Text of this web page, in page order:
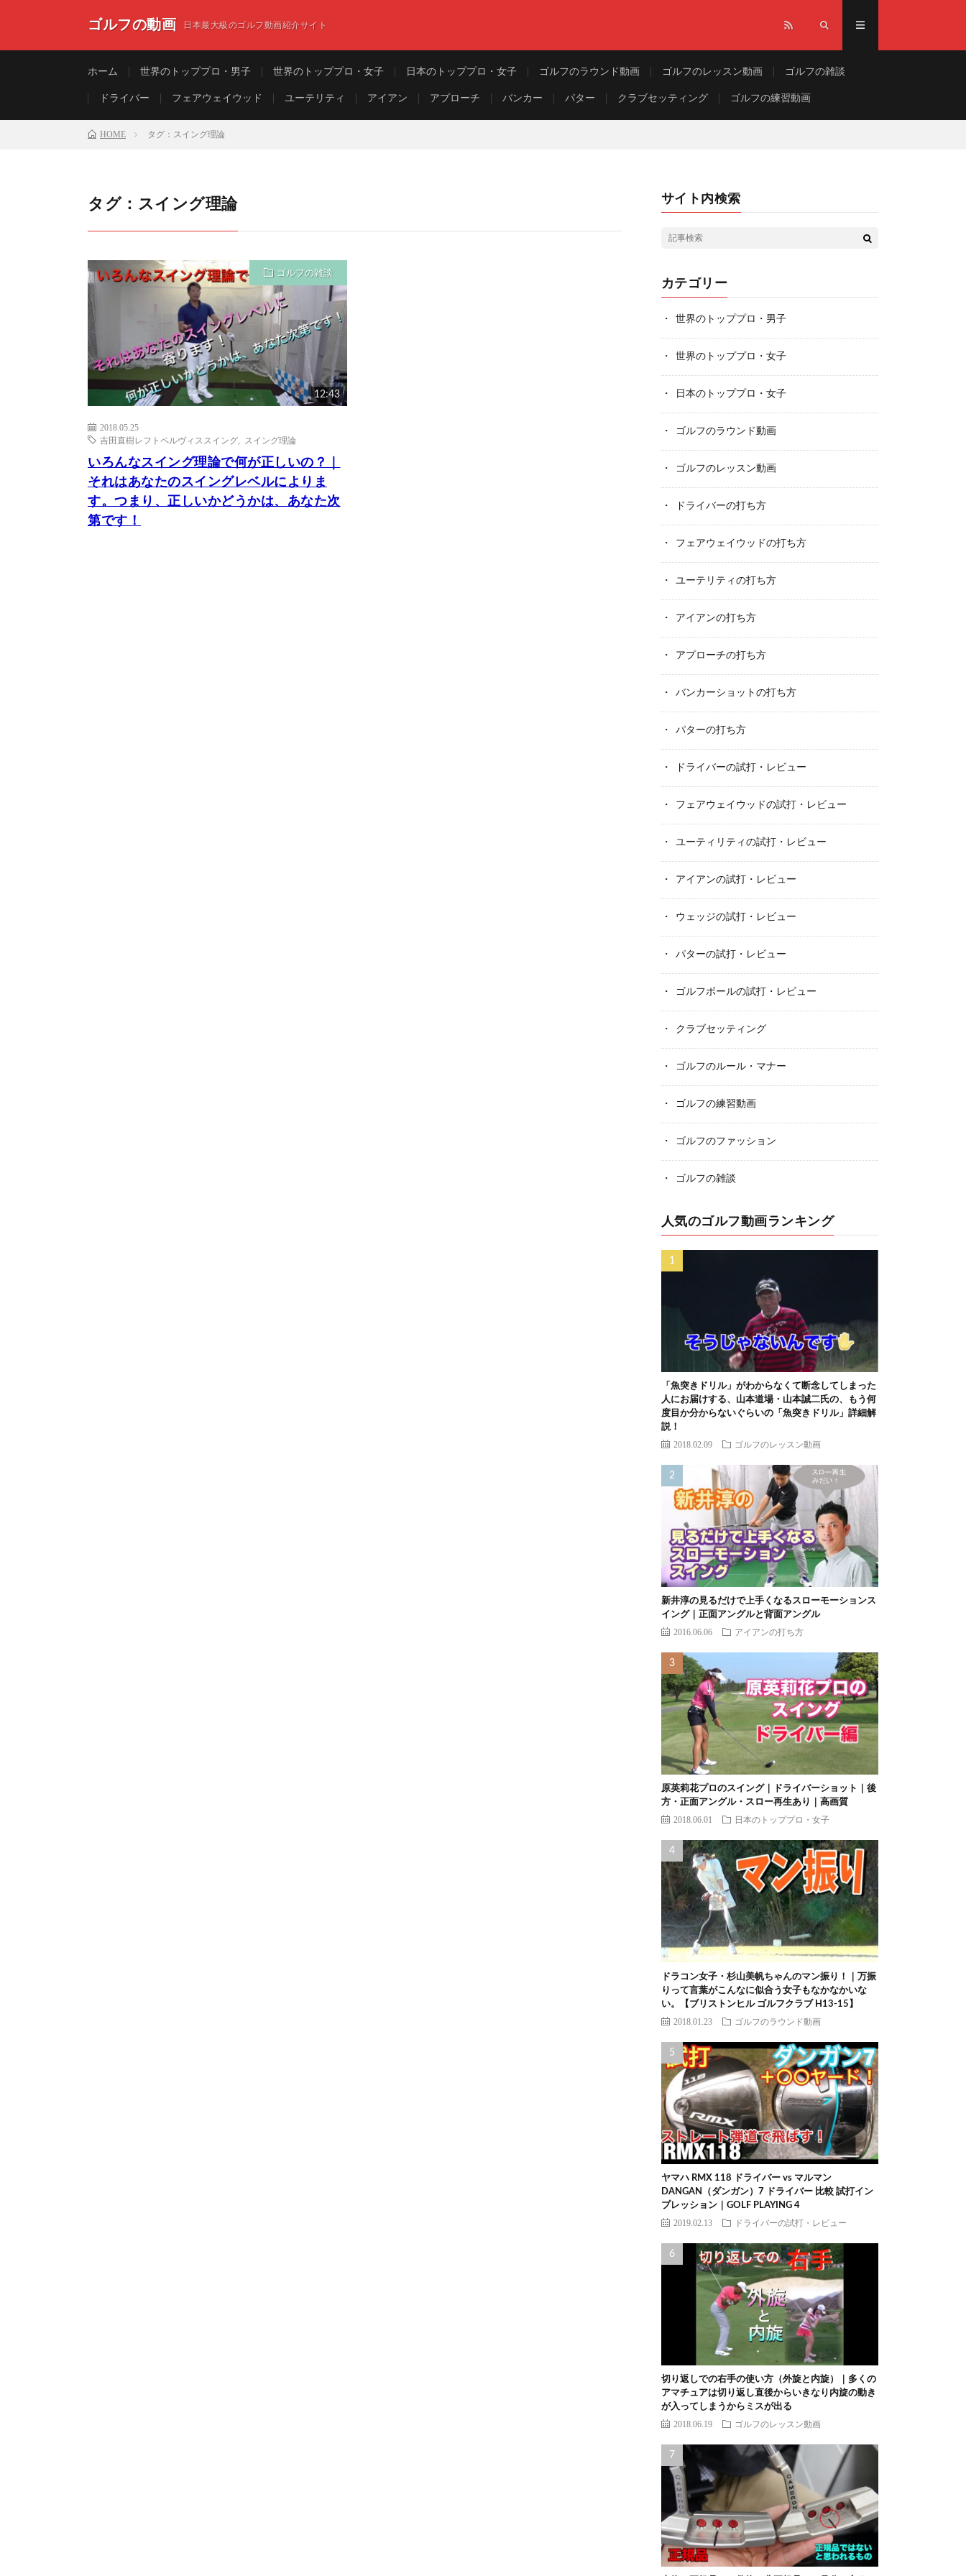
ゴルフの動画 日本最大級のゴルフ動画紹介サイト
ホーム 世界のトッププロ・男子 世界のトッププロ・女子 日本のトッププロ・女子 ゴルフのラウンド動画 ゴルフのレッスン動画 ゴルフの雑談
ドライバー フェアウェイウッド ユーテリティ アイアン アプローチ バンカー パター クラブセッティング ゴルフの練習動画
HOME タグ：スイング理論
タグ：スイング理論
ゴルフの雑談
12:43
2018.05.25
吉田直樹レフトペルヴィススイング
スイング理論
いろんなスイング理論で何が正しいの？｜
それはあなたのスイングレベルによりま
す。つまり、正しいかどうかは、あなた次
第です！
サイト内検索
カテゴリー
世界のトッププロ・男子
世界のトッププロ・女子
日本のトッププロ・女子
ゴルフのラウンド動画
ゴルフのレッスン動画
ドライバーの打ち方
フェアウェイウッドの打ち方
ユーテリティの打ち方
アイアンの打ち方
アプローチの打ち方
バンカーショットの打ち方
パターの打ち方
ドライバーの試打・レビュー
フェアウェイウッドの試打・レビュー
ユーティリティの試打・レビュー
アイアンの試打・レビュー
ウェッジの試打・レビュー
パターの試打・レビュー
ゴルフボールの試打・レビュー
クラブセッティング
ゴルフのルール・マナー
ゴルフの練習動画
ゴルフのファッション
ゴルフの雑談
人気のゴルフ動画ランキング
「魚突きドリル」がわからなくて断念してしまった
人にお届けする、山本道場・山本誠二氏の、もう何
度目か分からないぐらいの「魚突きドリル」詳細解
説！
2018.02.09 ゴルフのレッスン動画
新井淳の見るだけで上手くなるスローモーションス
イング｜正面アングルと背面アングル
2016.06.06 アイアンの打ち方
原英莉花プロのスイング｜ドライバーショット｜後
方・正面アングル・スロー再生あり｜高画質
2018.06.01 日本のトッププロ・女子
ドラコン女子・杉山美帆ちゃんのマン振り！｜万振
りって言葉がこんなに似合う女子もなかなかいな
い。【ブリストンヒル ゴルフクラブ H13-15】
2018.01.23 ゴルフのラウンド動画
ヤマハ RMX 118 ドライバー vs マルマン
DANGAN（ダンガン）7 ドライバー 比較 試打イン
プレッション｜GOLF PLAYING 4
2019.02.13 ドライバーの試打・レビュー
切り返しでの右手の使い方（外旋と内旋）｜多くの
アマチュアは切り返し直後からいきなり内旋の動き
が入ってしまうからミスが出る
2018.06.19 ゴルフのレッスン動画